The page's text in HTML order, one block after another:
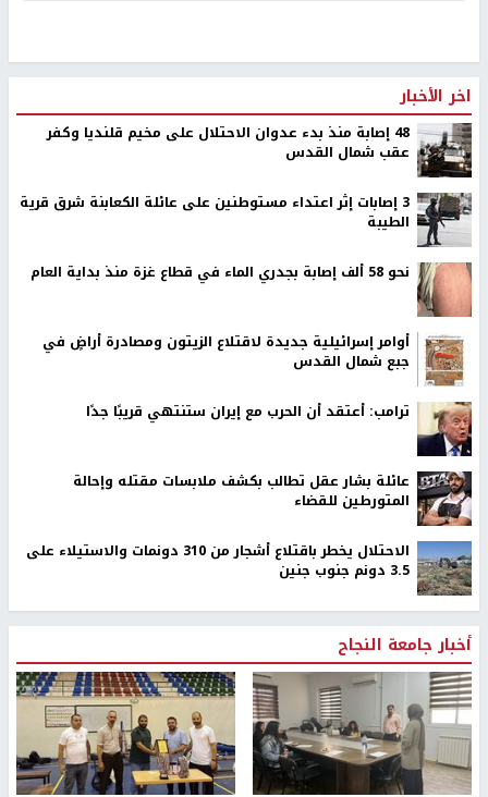
اخر الأخبار
48 إصابة منذ بدء عدوان الاحتلال على مخيم قلنديا وكفر
عقب شمال القدس
‏3 إصابات إثر اعتداء مستوطنين على عائلة الكعابنة شرق قرية
الطيبة
نحو 58 ألف إصابة بجدري الماء في قطاع غزة منذ بداية العام
أوامر إسرائيلية جديدة لاقتلاع الزيتون ومصادرة أراضٍ في
جبع شمال القدس
ترامب: أعتقد أن الحرب مع إيران ستنتهي قريبًا جدًا
عائلة بشار عقل تطالب بكشف ملابسات مقتله وإحالة
المتورطين للقضاء
الاحتلال يخطر باقتلاع أشجار من 310 دونمات والاستيلاء على
3.5 دونم جنوب جنين
أخبار جامعة النجاح